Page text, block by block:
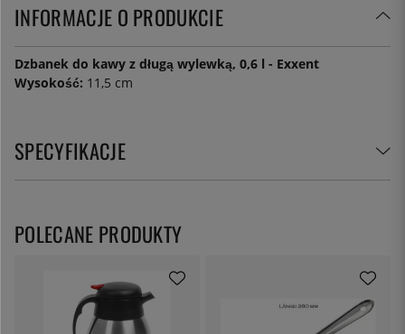
INFORMACJE O PRODUKCIE
Dzbanek do kawy z długą wylewką, 0,6 l - Exxent
Wysokość: 11,5 cm
SPECYFIKACJE
POLECANE PRODUKTY